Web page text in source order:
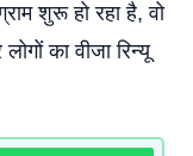
शुरू हो रहा है, वो
का वीजा रिन्यू